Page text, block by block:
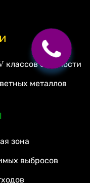
классов опасности
металлов
зона
выбросов